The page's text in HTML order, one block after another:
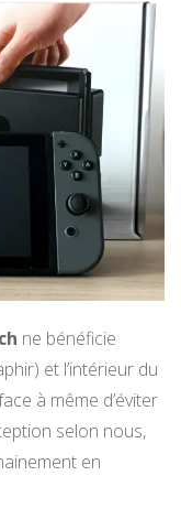
ne bénéficie
et l’intérieur du
à même d’éviter
selon nous,
en